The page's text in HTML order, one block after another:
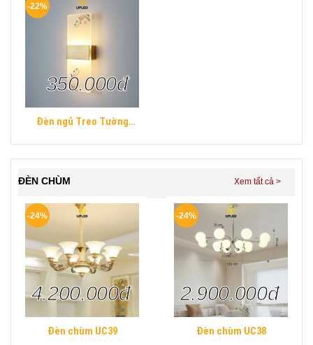
Hiện Đại
Đèn ngủ Treo Tường
350.000đ
-22%
ĐÈN CHÙM
Đèn chùm UC39
4.200.000đ
-24%
Đèn chùm UC38
2.900.000đ
-24%